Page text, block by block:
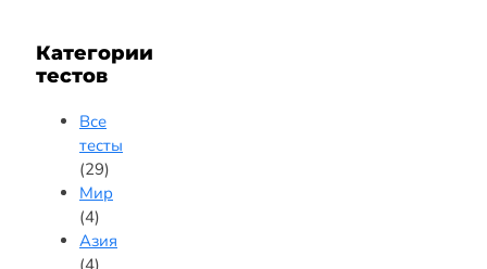
Категории
тестов
Все
тесты
(29)
Мир
(4)
Азия
(4)